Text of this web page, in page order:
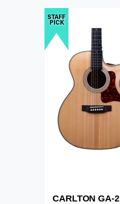
STAFF
PICK
CARLTON GA-2